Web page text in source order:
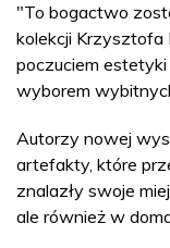
"To bogactwo
kolekcji Krzysztofa
poczuciem
wyborem
Autorzy nowej
artefakty, które
znalazły swoje
ale również w